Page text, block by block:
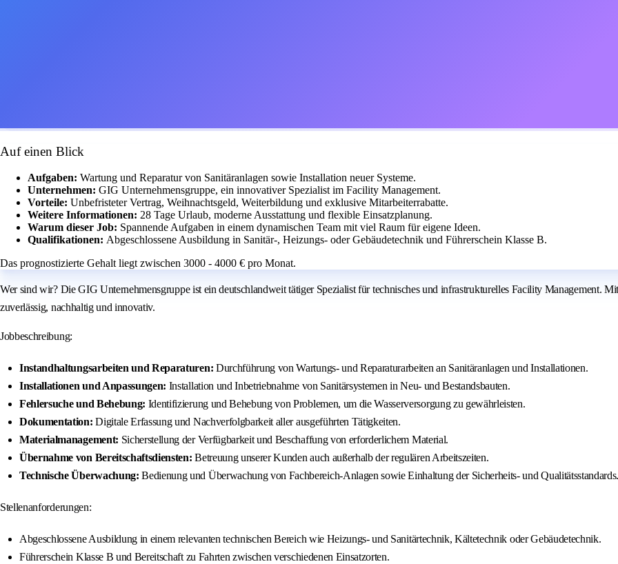
Auf einen Blick
Aufgaben: Wartung und Reparatur von Sanitäranlagen sowie Installation neuer Systeme.
Unternehmen: GIG Unternehmensgruppe, ein innovativer Spezialist im Facility Management.
Vorteile: Unbefristeter Vertrag, Weihnachtsgeld, Weiterbildung und exklusive Mitarbeiterrabatte.
Weitere Informationen: 28 Tage Urlaub, moderne Ausstattung und flexible Einsatzplanung.
Warum dieser Job: Spannende Aufgaben in einem dynamischen Team mit viel Raum für eigene Ideen.
Qualifikationen: Abgeschlossene Ausbildung in Sanitär-, Heizungs- oder Gebäudetechnik und Führerschein Klasse B.
Das prognostizierte Gehalt liegt zwischen 3000 - 4000 € pro Monat.
Wer sind wir? Die GIG Unternehmensgruppe ist ein deutschlandweit tätiger Spezialist für technisches und infrastrukturelles Facility Management.
zuverlässig, nachhaltig und innovativ.
Jobbeschreibung:
Instandhaltungsarbeiten und Reparaturen: Durchführung von Wartungs- und Reparaturarbeiten an Sanitäranlagen und Installationen.
Installationen und Anpassungen: Installation und Inbetriebnahme von Sanitärsystemen in Neu- und Bestandsbauten.
Fehlersuche und Behebung: Identifizierung und Behebung von Problemen, um die Wasserversorgung zu gewährleisten.
Dokumentation: Digitale Erfassung und Nachverfolgbarkeit aller ausgeführten Tätigkeiten.
Materialmanagement: Sicherstellung der Verfügbarkeit und Beschaffung von erforderlichem Material.
Übernahme von Bereitschaftsdiensten: Betreuung unserer Kunden auch außerhalb der regulären Arbeitszeiten.
Technische Überwachung: Bedienung und Überwachung von Fachbereich-Anlagen sowie Einhaltung der Sicherheits- und
Stellenanforderungen:
Abgeschlossene Ausbildung in einem relevanten technischen Bereich wie Heizungs- und Sanitärtechnik, Kältetechnik oder Gebäudetechnik.
Führerschein Klasse B und Bereitschaft zu Fahrten zwischen verschiedenen Einsatzorten.